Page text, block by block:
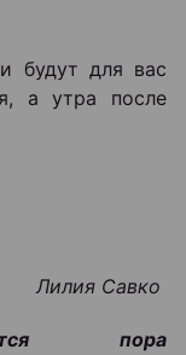
будут для вас
а утра после
Лилия Савко
пора